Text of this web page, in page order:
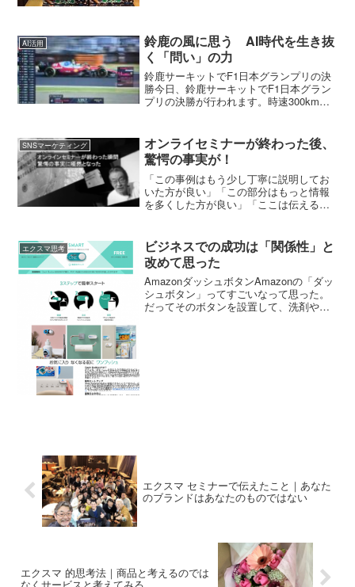
AI活用
鈴鹿の風に思う AI時代を生き抜
く「問い」の力
鈴鹿サーキットでF1日本グランプリの決
勝今日、鈴鹿サーキットでF1日本グラン
プリの決勝が行われます。時速300kmを
導き出す、まさに「AI的な凄み」が凝縮
されています。...
SNSマーケティング
オンライセミナーが終わった後、
驚愕の事実が！
「この事例はもう少し丁寧に説明してお
いた方が良い」「この部分はもっと情報
を多くした方が良い」「ここは伝える順
打ち合わせをしました。そして午前1時、
ウェビナーを立ち上げ、そのスタッフ1名
に向けてもう一度最初から、さっきやっ
たばかりのセミナーを実施したのです。
１回やっているので、とてもやりやすか
った。さらに言うと真夜中なのにもかか
直前までスライドを直したり付け加えた
りしているからそういう時間が取れない
んだよね。これからは本番の前にはスラ
エクスマ思考
ビジネスでの成功は「関係性」と
改めて思った
AmazonダッシュボタンAmazonの「ダッ
シュボタン」ってすごいなって思った。
だってそのボタンを設置して、洗剤やオ
エクスマ セミナーで伝えたこと｜あなた
のブランドはあなたのものではない
エクスマ 的思考法｜商品と考えるのでは